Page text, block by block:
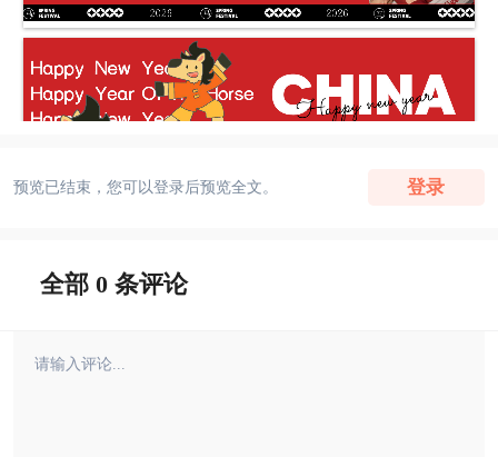
预览已结束，您可以登录后预览全文。 登录
全部 0 条评论